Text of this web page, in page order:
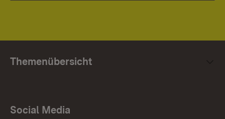
Themenübersicht
Social Media